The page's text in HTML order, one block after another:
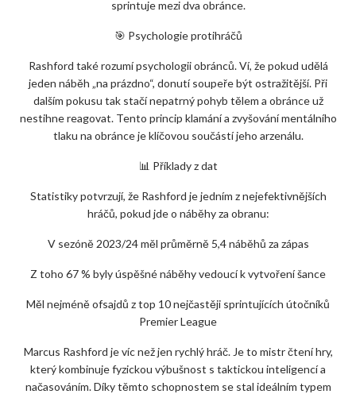
sprintuje mezi dva obránce.
🎯 Psychologie protihráčů
Rashford také rozumí psychologii obránců. Ví, že pokud udělá
jeden náběh „na prázdno“, donutí soupeře být ostražitější. Při
dalším pokusu tak stačí nepatrný pohyb tělem a obránce už
nestihne reagovat. Tento princip klamání a zvyšování mentálního
tlaku na obránce je klíčovou součástí jeho arzenálu.
📊 Příklady z dat
Statistiky potvrzují, že Rashford je jedním z nejefektivnějších
hráčů, pokud jde o náběhy za obranu:
V sezóně 2023/24 měl průměrně 5,4 náběhů za zápas
Z toho 67 % byly úspěšné náběhy vedoucí k vytvoření šance
Měl nejméně ofsajdů z top 10 nejčastěji sprintujících útočníků
Premier League
Marcus Rashford je víc než jen rychlý hráč. Je to mistr čtení hry,
který kombinuje fyzickou výbušnost s taktickou inteligencí a
načasováním. Díky těmto schopnostem se stal ideálním typem